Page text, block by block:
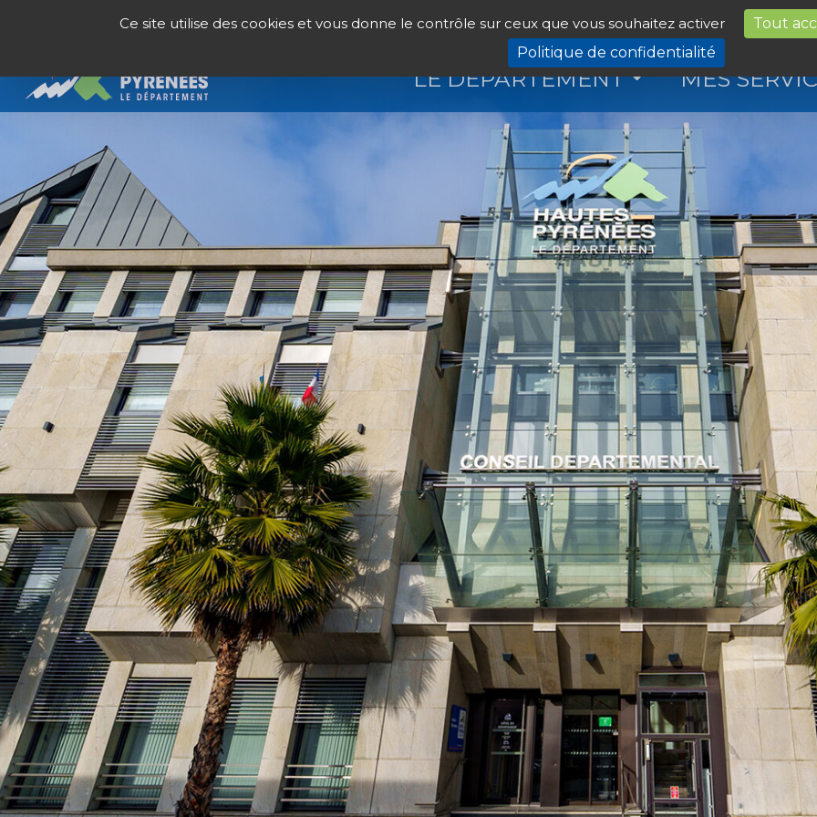
Ce site utilise des cookies et vous donne le contrôle sur ceux que vous souhaitez activer Tout
Politique de confidentialité
LE DÉPARTEMENT MES